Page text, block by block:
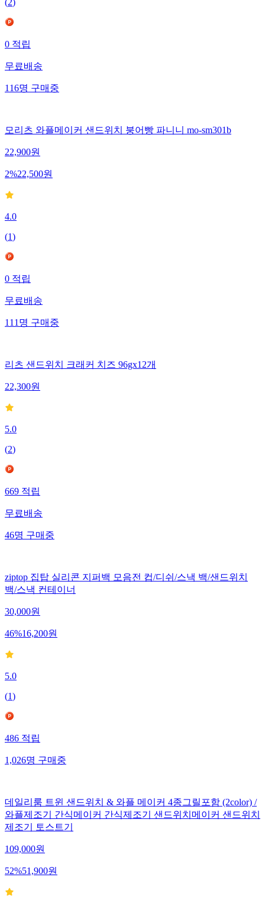
(2)
0적립
무료배송
116명구매중
모리츠 와플메이커 샌드위치 붕어빵 파니니 mo-sm301b
22,900원
2%22,500원
4.0
(1)
0적립
무료배송
111명구매중
리츠 샌드위치 크래커 치즈 96gx12개
22,300원
5.0
(2)
669적립
무료배송
46명구매중
ziptop 집탑 실리콘 지퍼백 모음전 컵/디쉬/스낵 백/샌드위치
백/스낵 컨테이너
30,000원
46%16,200원
5.0
(1)
486적립
1,026명구매중
데일리룸 트윈 샌드위치 & 와플 메이커 4종그릴포함 (2color) /
와플제조기 간식메이커 간식제조기 샌드위치메이커 샌드위치
제조기 토스트기
109,000원
52%51,900원